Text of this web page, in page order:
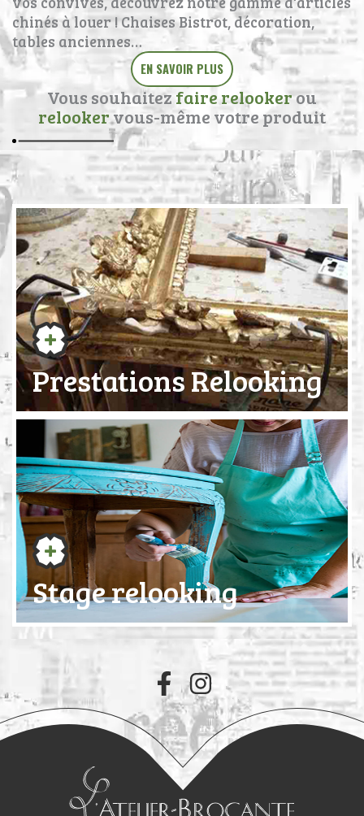
chinés à louer ! Chaises Bistrot, décoration,
tables anciennes…
EN SAVOIR PLUS
Vous souhaitez faire relookerou
relookervous-même votre produit
Prestations Relooking
Stage relooking